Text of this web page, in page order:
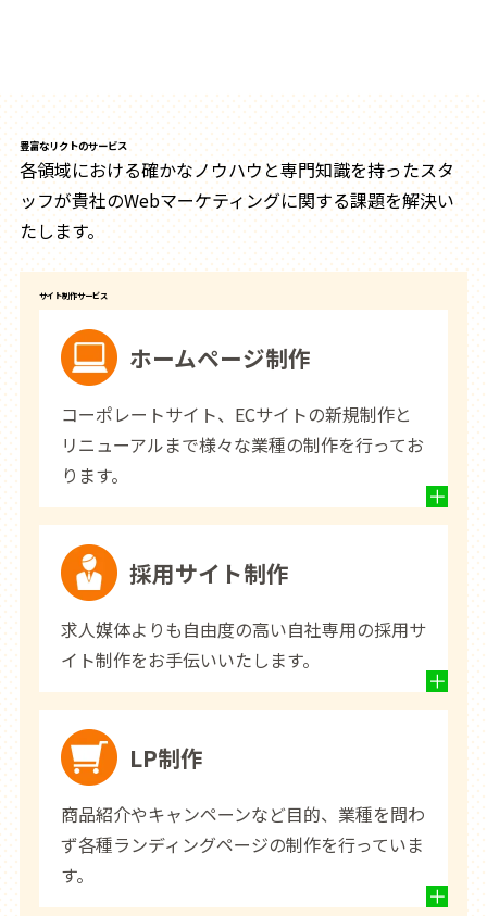
豊富なリクトのサービス
各領域における確かなノウハウと専門知識を持ったスタ
ッフが貴社のWebマーケティングに関する課題を解決い
たします。
サイト制作サービス
ホームページ制作
コーポレートサイト、ECサイトの新規制作と
リニューアルまで様々な業種の制作を行ってお
ります。
採用サイト制作
求人媒体よりも自由度の高い自社専用の採用サ
イト制作をお手伝いいたします。
LP制作
商品紹介やキャンペーンなど目的、業種を問わ
ず各種ランディングページの制作を行っていま
す。